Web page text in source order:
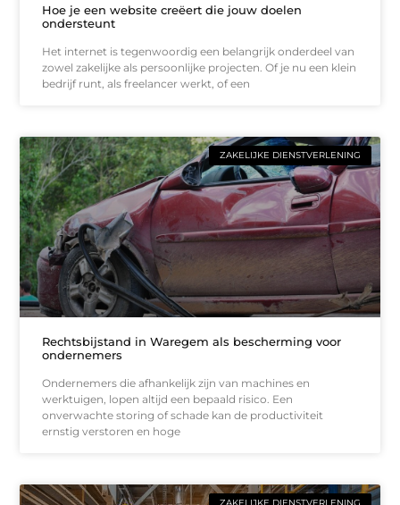
Hoe je een website creëert die jouw doelen
ondersteunt
Het internet is tegenwoordig een belangrijk onderdeel van
zowel zakelijke als persoonlijke projecten. Of je nu een klein
bedrijf runt, als freelancer werkt, of een
ZAKELIJKE DIENSTVERLENING
Rechtsbijstand in Waregem als bescherming voor
ondernemers
Ondernemers die afhankelijk zijn van machines en
werktuigen, lopen altijd een bepaald risico. Een
onverwachte storing of schade kan de productiviteit
ernstig verstoren en hoge
ZAKELIJKE DIENSTVERLENING